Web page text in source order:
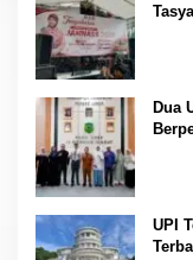
Dua
UPI